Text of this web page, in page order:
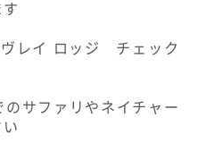
レイ ロッジ チェック
サファリやネイチャー